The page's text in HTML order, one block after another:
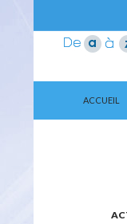
Aerozone
ACCUEIL